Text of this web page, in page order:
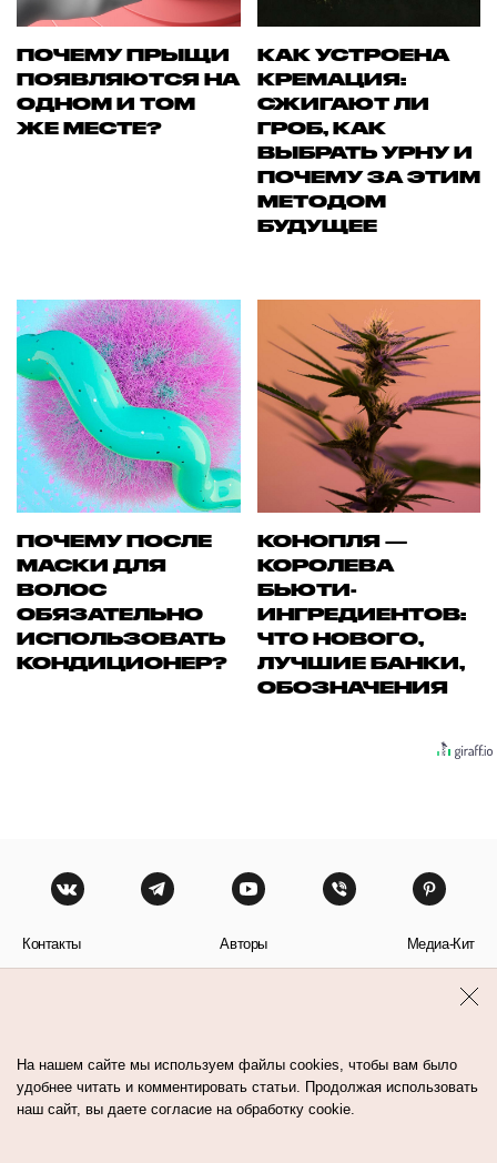
ПОЧЕМУ ПРЫЩИ
ПОЯВЛЯЮТСЯ НА
ОДНОМ И ТОМ
ЖЕ МЕСТЕ?
КАК УСТРОЕНА
КРЕМАЦИЯ:
СЖИГАЮТ ЛИ
ГРОБ, КАК
ВЫБРАТЬ УРНУ И
ПОЧЕМУ ЗА ЭТИМ
МЕТОДОМ
БУДУЩЕЕ
ПОЧЕМУ ПОСЛЕ
МАСКИ ДЛЯ
ВОЛОС
ОБЯЗАТЕЛЬНО
ИСПОЛЬЗОВАТЬ
КОНДИЦИОНЕР?
КОНОПЛЯ —
КОРОЛЕВА
БЬЮТИ-
ИНГРЕДИЕНТОВ:
ЧТО НОВОГО,
ЛУЧШИЕ БАНКИ,
ОБОЗНАЧЕНИЯ
Контакты Авторы Медиа-Кит
На нашем сайте мы используем файлы cookies, чтобы вам было
удобнее читать и комментировать статьи. Продолжая использовать
наш сайт, вы даете согласие на обработку cookie.